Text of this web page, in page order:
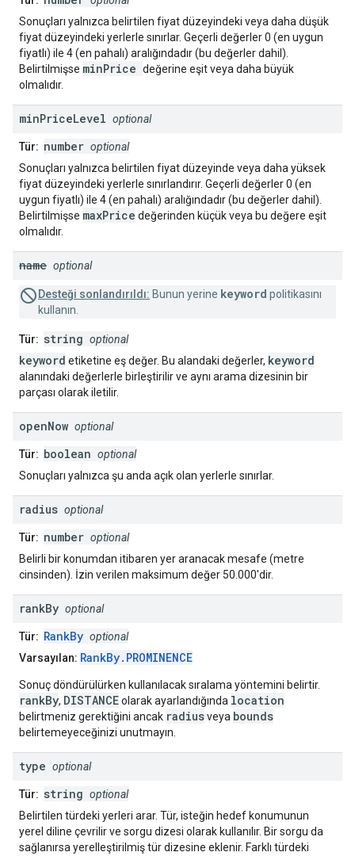
Sonuçları yalnızca belirtilen fiyat düzeyindeki veya daha düşük
fiyat düzeyindeki yerlerle sınırlar. Geçerli değerler 0 (en uygun
fiyatlı) ile 4 (en pahalı) aralığındadır (bu değerler dahil).
Belirtilmişse minPrice değerine eşit veya daha büyük
olmalıdır.
minPriceLevel optional
Tür: number optional
Sonuçları yalnızca belirtilen fiyat düzeyinde veya daha yüksek
fiyat düzeyindeki yerlerle sınırlandırır. Geçerli değerler 0 (en
uygun fiyatlı) ile 4 (en pahalı) aralığındadır (bu değerler dahil).
Belirtilmişse maxPrice değerinden küçük veya bu değere eşit
olmalıdır.
name optional
Desteği sonlandırıldı: Bunun yerine keyword politikasını
kullanın.
Tür: string optional
keyword etiketine eş değer. Bu alandaki değerler, keyword
alanındaki değerlerle birleştirilir ve aynı arama dizesinin bir
parçası olarak iletilir.
openNow optional
Tür: boolean optional
Sonuçları yalnızca şu anda açık olan yerlerle sınırlar.
radius optional
Tür: number optional
Belirli bir konumdan itibaren yer aranacak mesafe (metre
cinsinden). İzin verilen maksimum değer 50.000'dir.
rankBy optional
Tür: RankBy optional
Varsayılan: RankBy.PROMINENCE
Sonuç döndürülürken kullanılacak sıralama yöntemini belirtir.
rankBy, DISTANCEolarak ayarlandığında location
belirtmeniz gerektiğini ancak radiusveya bounds
belirtemeyeceğinizi unutmayın.
type optional
Tür: string optional
Belirtilen türdeki yerleri arar. Tür, isteğin hedef konumunun
yerel diline çevrilir ve sorgu dizesi olarak kullanılır. Bir sorgu da
sağlanırsa yerelleştirilmiş tür dizesine eklenir. Farklı türdeki